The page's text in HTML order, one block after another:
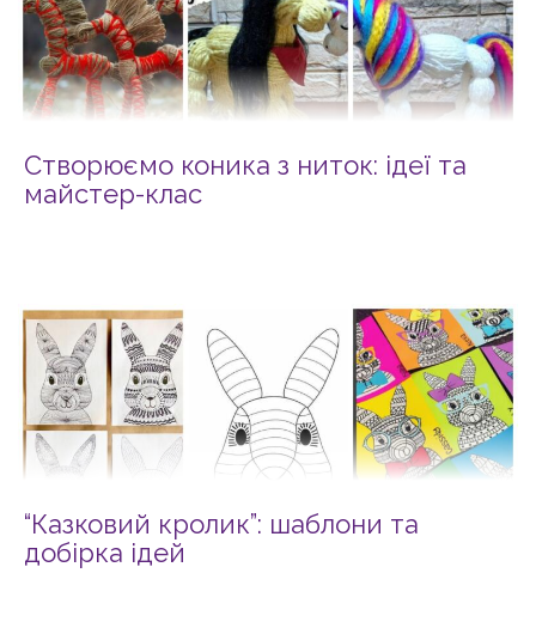
Створюємо коника з ниток: ідеї та
майстер-клас
“Казковий кролик”: шаблони та
добірка ідей